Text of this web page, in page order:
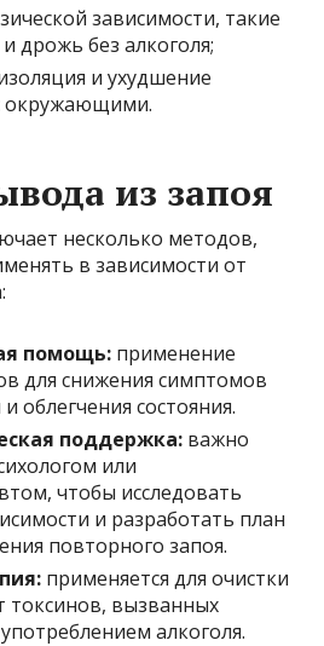
зависимости, такие
дрожь без алкоголя;
и ухудшение
окружающими.
из запоя
несколько методов,
в зависимости от
помощь: применение
для снижения симптомов
облегчения состояния.
поддержка: важно
или
чтобы исследовать
и разработать план
повторного запоя.
применяется для очистки
токсинов, вызванных
алкоголя.